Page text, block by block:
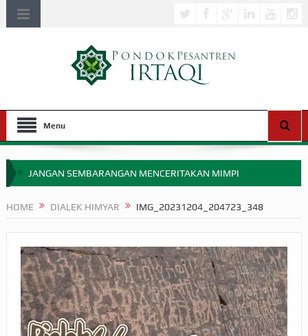
Menu
JANGAN SEMBARANGAN MENCERITAKAN MIMPI
APA HUKUM MEMPERCEPAT PEMBAYARAN ZAKAT
SEBELUM TIBA SAAT WAJIB?
HAKIKAT NIKMAT DI DUNIA!
BAGAIMANA CARA MEMBAYAR ZAKAT UANG?
HOME DIALEK HIMYAR IMG_20231204_204723_348